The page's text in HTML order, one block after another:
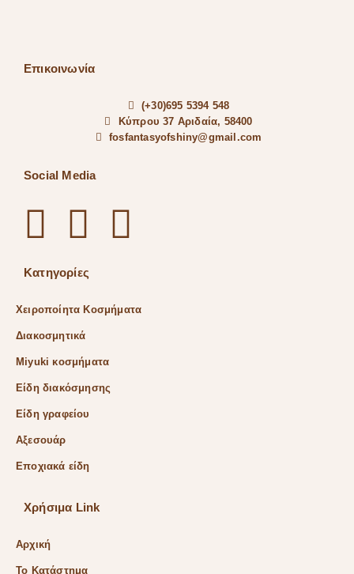
Επικοινωνία
(+30)695 5394 548
Κύπρου 37 Αριδαία, 58400
fosfantasyofshiny@gmail.com
Social Media
Κατηγορίες
Χειροποίητα Κοσμήματα
Διακοσμητικά
Miyuki κοσμήματα
Είδη διακόσμησης
Είδη γραφείου
Αξεσουάρ
Εποχιακά είδη
Χρήσιμα Link
Αρχική
Το Κατάστημα